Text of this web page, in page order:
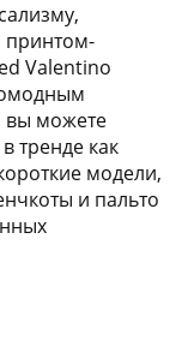
принтом-
Valentino
вы можете
тренде как
модели,
и пальто